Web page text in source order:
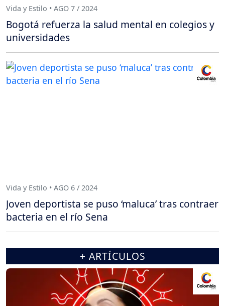
Vida y Estilo • AGO 7 / 2024
Bogotá refuerza la salud mental en colegios y
universidades
Vida y Estilo • AGO 6 / 2024
Joven deportista se puso ‘maluca’ tras contraer
bacteria en el río Sena
+ ARTÍCULOS